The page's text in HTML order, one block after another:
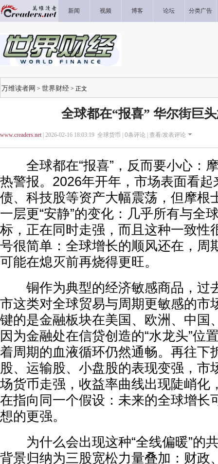
新闻 视频 博客 论坛 分类广告
万维读者网 > 世界财经 > 正文
全球都在“报喜” 华尔街巨
www.creaders.net| 2026-02-16 18:03:19 全球货币 | 0条评论 | 查看/发表评论
全球都在“报喜”，反而要小心：
热警报。2026年开年，市场表面看起
债、科技股等资产大幅震荡，但摩根
一层更“安静”的变化：几乎所有与全
标，正在同时走强，而且这种一致性
号很简单：全球增长的顺风还在，周
可能在熄灭前再烧得更旺。
铜作为典型的经济敏感商品，过
市这类对全球贸易与周期更敏感的市
键的是金融板块在美国、欧洲、中国
因为金融处在信贷创造的“水龙头”位
着周期的血液循环仍然通畅。再往下
股、运输股、小盘股的表现变强，市
场货币走强，收益率曲线出现陡峭化
在指向同一个假设：未来的全球增长
想的更强。
为什么会出现这种“全线偏暖”的
背景归纳为三股宽松力量叠加：财政